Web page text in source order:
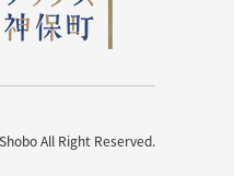
All Right Reserved.